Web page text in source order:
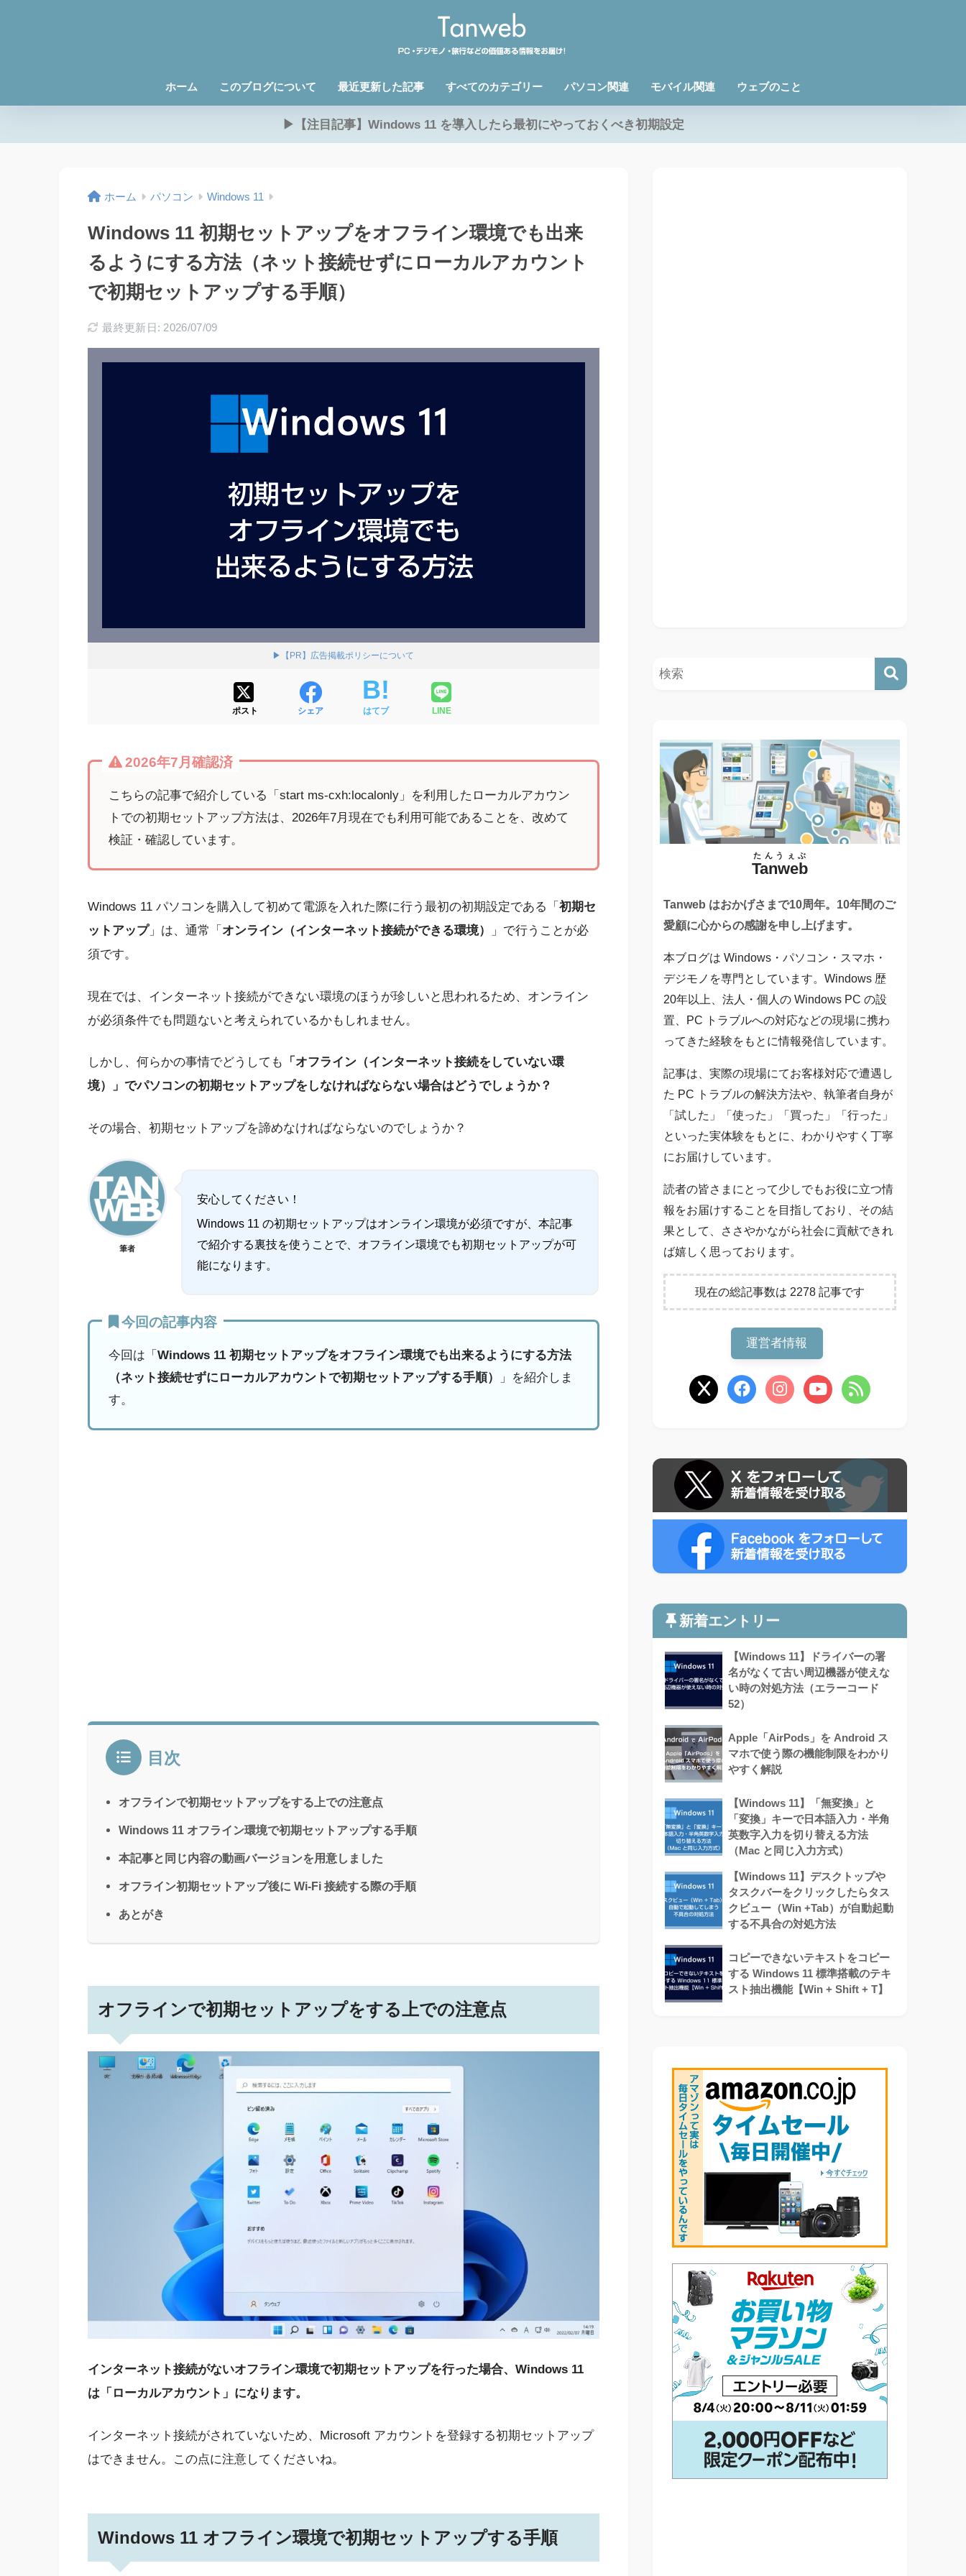
ホーム このブログについて 最近更新した記事 すべてのカテゴリー パソコン関連 モバイル関連 ウェブのこと
▶【注目記事】Windows 11 を導入したら最初にやっておくべき初期設定
ホーム パソコン Windows 11
Windows 11 初期セットアップをオフライン環境でも出来
るようにする方法（ネット接続せずにローカルアカウント
で初期セットアップする手順）
最終更新日: 2026/07/09
▶【PR】広告掲載ポリシーについて
ポスト シェア はてブ LINE
2026年7月確認済
こちらの記事で紹介している「start ms-cxh:localonly」を利用したローカルアカウン
トでの初期セットアップ方法は、2026年7月現在でも利用可能であることを、改めて
検証・確認しています。
Windows 11 パソコンを購入して初めて電源を入れた際に行う最初の初期設定である「 初期セ
ットアップ」は、通常「 オンライン（インターネット接続ができる環境）
」で行うことが必
須です。
現在では、インターネット接続ができない環境のほうが珍しいと思われるため、オンライン
が必須条件でも問題ないと考えられているかもしれません。
しかし、何らかの事情でどうしても
「オフライン（インターネット接続をしていない環
境）」でパソコンの初期セットアップをしなければならない場合はどうでしょうか？
その場合、初期セットアップを諦めなければならないのでしょうか？
筆者
安心してください！
Windows 11 の初期セットアップはオンライン環境が必須ですが、本記事
で紹介する裏技を使うことで、オフライン環境でも初期セットアップが可
能になります。
今回の記事内容
今回は「 Windows 11 初期セットアップをオフライン環境でも出来るようにする方法
（ネット接続せずにローカルアカウントで初期セットアップする手順）
」を紹介しま
す。
目次
オフラインで初期セットアップをする上での注意点
Windows 11 オフライン環境で初期セットアップする手順
本記事と同じ内容の動画バージョンを用意しました
オフライン初期セットアップ後に Wi-Fi 接続する際の手順
あとがき
オフラインで初期セットアップをする上での注意点
インターネット接続がないオフライン環境で初期セットアップを行った場合、Windows 11
は「ローカルアカウント」になります。
インターネット接続がされていないため、Microsoft アカウントを登録する初期セットアップ
はできません。この点に注意してくださいね。
Windows 11 オフライン環境で初期セットアップする手順
Tanweb
たんうぇぶ
Tanweb はおかげさまで10周年。10年間のご
愛顧に心からの感謝を申し上げます。
本ブログは Windows・パソコン・スマホ・
デジモノを専門としています。Windows 歴
20年以上、法人・個人の Windows PC の設
置、PC トラブルへの対応などの現場に携わ
ってきた経験をもとに情報発信しています。
記事は、実際の現場にてお客様対応で遭遇し
た PC トラブルの解決方法や、執筆者自身が
「試した」「使った」「買った」「行った」
といった実体験をもとに、わかりやすく丁寧
にお届けしています。
読者の皆さまにとって少しでもお役に立つ情
報をお届けすることを目指しており、その結
果として、ささやかながら社会に貢献できれ
ば嬉しく思っております。
現在の総記事数は 2278 記事です
運営者情報
新着エントリー
【Windows 11】ドライバーの署
名がなくて古い周辺機器が使えな
い時の対処方法（エラーコード
52）
Apple「AirPods」を Android ス
マホで使う際の機能制限をわかり
やすく解説
【Windows 11】「無変換」と
「変換」キーで日本語入力・半角
英数字入力を切り替える方法
（Mac と同じ入力方式）
【Windows 11】デスクトップや
タスクバーをクリックしたらタス
クビュー（Win +Tab）が自動起動
する不具合の対処方法
コピーできないテキストをコピー
する Windows 11 標準搭載のテキ
スト抽出機能【Win + Shift + T】